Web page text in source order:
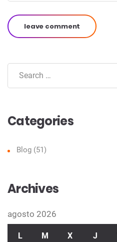
leave comment
Categories
Blog (51)
Archives
agosto 2026
L M X J